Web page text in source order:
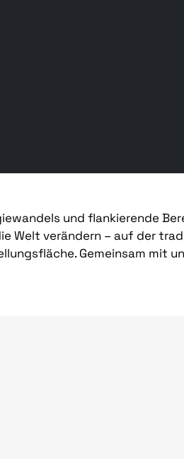
und flankierende
Welt verändern – auf der
Gemeinsam mit